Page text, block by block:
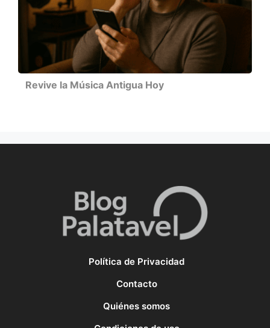
Revive la Música Antigua Hoy
Política de Privacidad
Contacto
Quiénes somos